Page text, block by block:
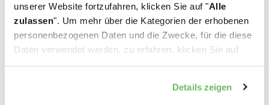
unserer Website fortzufahren, klicken Sie auf "Alle
zulassen". Um mehr über die Kategorien der erhobenen
personenbezogenen Daten und die Zwecke, für die diese
Daten verwendet werden, zu erfahren, klicken Sie auf
Details zeigen
Finden Sie unsere besten Produkte für Ihr
Haustier heraus